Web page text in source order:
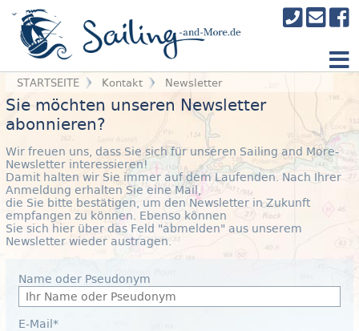
STARTSEITE Kontakt Newsletter
Sie möchten unseren Newsletter
abonnieren?
Wir freuen uns, dass Sie sich für unseren Sailing and More-
Newsletter interessieren!
Damit halten wir Sie immer auf dem Laufenden. Nach Ihrer
Anmeldung erhalten Sie eine Mail,
die Sie bitte bestätigen, um den Newsletter in Zukunft
empfangen zu können. Ebenso können
Sie sich hier über das Feld "abmelden" aus unserem
Newsletter wieder austragen.
Name oder Pseudonym
E-Mail*